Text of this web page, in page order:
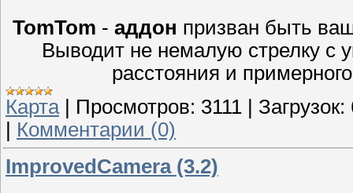
TomTom - аддон призван быть
Выводит не немалую стрелку с
расстояния и
Карта | Просмотров: 3111 | Загрузок:
| Комментарии (0)
ImprovedCamera (3.2)